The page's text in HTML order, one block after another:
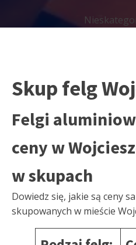
Skup felg
Felgi
ceny w
w skupach
Dowiedz się, jakie są ceny
skupowanych w mieście